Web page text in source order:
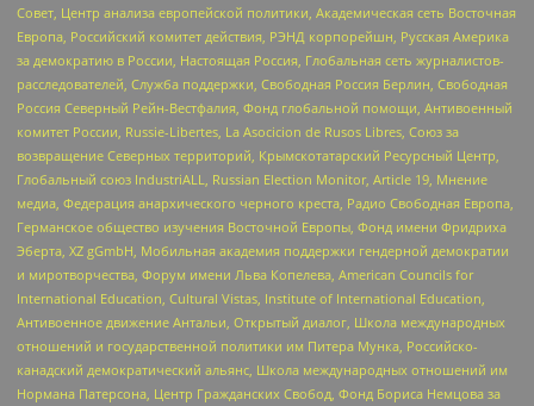
Совет, Центр анализа европейской политики, Академическая сеть Восточная
Европа, Российский комитет действия, РЭНД корпорейшн, Русская Америка
за демократию в России, Настоящая Россия, Глобальная сеть журналистов-
расследователей, Служба поддержки, Свободная Россия Берлин, Свободная
Россия Северный Рейн-Вестфалия, Фонд глобальной помощи, Антивоенный
комитет России, Russie-Libertes, La Asocicion de Rusos Libres, Союз за
возвращение Северных территорий, Крымскотатарский Ресурсный Центр,
Глобальный союз IndustriALL, Russian Election Monitor, Article 19, Мнение
медиа, Федерация анархического черного креста, Радио Свободная Европа,
Германское общество изучения Восточной Европы, Фонд имени Фридриха
Эберта, XZ gGmbH, Мобильная академия поддержки гендерной демократии
и миротворчества, Форум имени Льва Копелева, American Councils for
International Education, Cultural Vistas, Institute of International Education,
Антивоенное движение Антальи, Открытый диалог, Школа международных
отношений и государственной политики им Питера Мунка, Российско-
канадский демократический альянс, Школа международных отношений им
Нормана Патерсона, Центр Гражданских Свобод, Фонд Бориса Немцова за